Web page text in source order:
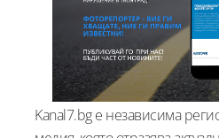
Kanal7.bg е независима